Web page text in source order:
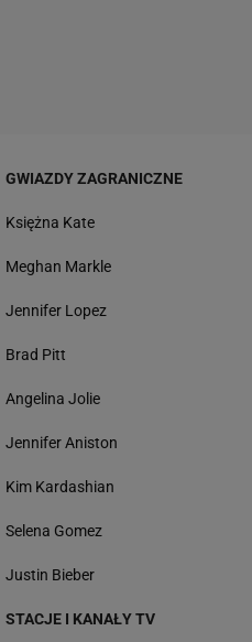
GWIAZDY ZAGRANICZNE
Księżna Kate
Meghan Markle
Jennifer Lopez
Brad Pitt
Angelina Jolie
Jennifer Aniston
Kim Kardashian
Selena Gomez
Justin Bieber
STACJE I KANAŁY TV